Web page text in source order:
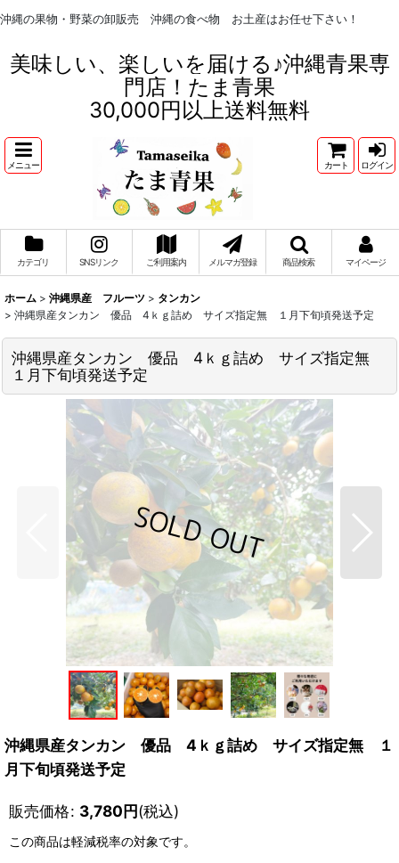
沖縄の果物・野菜の卸販売 沖縄の食べ物 お土産はお任せ下さい！
美味しい、楽しいを届ける♪沖縄青果専
門店！たま青果
30,000円以上送料無料
メニュー カート ログイン
カテゴリ SNSリンク ご利用案内 メルマガ登録 商品検索 マイページ
ホーム > 沖縄県産 フルーツ > タンカン
> 沖縄県産タンカン 優品 4ｋｇ詰め サイズ指定無 １月下旬頃発送予定
沖縄県産タンカン 優品 4ｋｇ詰め サイズ指定無
１月下旬頃発送予定
沖縄県産タンカン 優品 4ｋｇ詰め サイズ指定無 １
月下旬頃発送予定
販売価格: 3,780円(税込)
この商品は軽減税率の対象です。